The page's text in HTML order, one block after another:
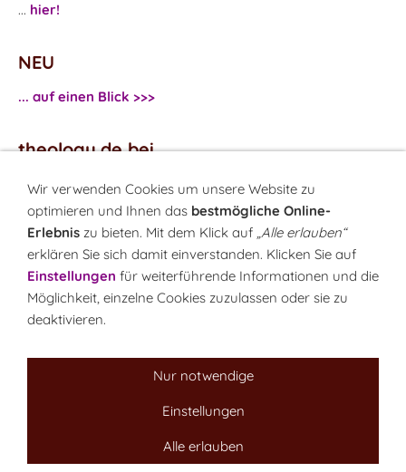
... hier!
NEU
... auf einen Blick >>>
theology.de bei
...Facebook
...Twitter
Monatsrätsel
Rätseln & Gewinnen!
LINK-Hinweis
Über unsKontakt
Wir verwenden Cookies um unsere Website zu
optimieren und Ihnen das bestmögliche Online-
Erlebnis zu bieten. Mit dem Klick auf „Alle erlauben“
erklären Sie sich damit einverstanden. Klicken Sie auf
Einstellungen für weiterführende Informationen und die
Möglichkeit, einzelne Cookies zuzulassen oder sie zu
deaktivieren.
Nur notwendige
Einstellungen
Alle erlauben